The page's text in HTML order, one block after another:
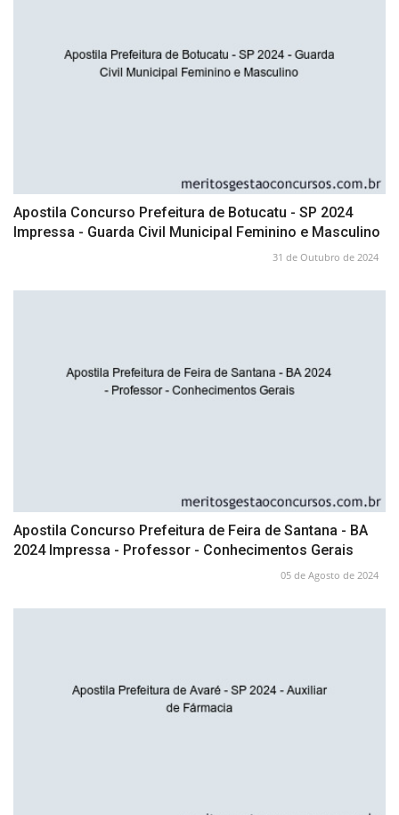
Apostila Concurso Prefeitura de Botucatu - SP 2024
Impressa - Guarda Civil Municipal Feminino e Masculino
31 de Outubro de 2024
Apostila Concurso Prefeitura de Feira de Santana - BA
2024 Impressa - Professor - Conhecimentos Gerais
05 de Agosto de 2024